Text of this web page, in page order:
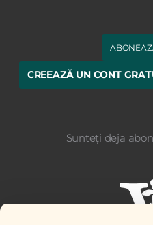
CREEAZĂ UN CONT
Sunteți deja